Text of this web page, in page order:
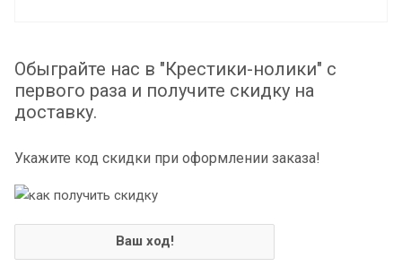
Обыграйте нас в "Крестики-нолики" с
первого раза и получите скидку на
доставку.
Укажите код скидки при оформлении заказа!
Ваш ход!